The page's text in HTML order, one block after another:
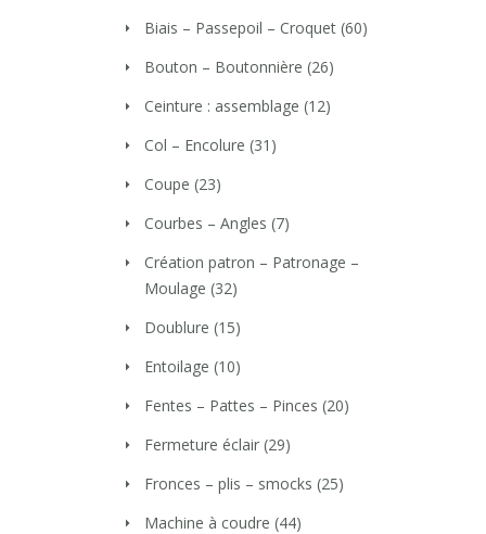
Biais – Passepoil – Croquet (60)
Bouton – Boutonnière (26)
Ceinture : assemblage (12)
Col – Encolure (31)
Coupe (23)
Courbes – Angles (7)
Création patron – Patronage –
Moulage (32)
Doublure (15)
Entoilage (10)
Fentes – Pattes – Pinces (20)
Fermeture éclair (29)
Fronces – plis – smocks (25)
Machine à coudre (44)